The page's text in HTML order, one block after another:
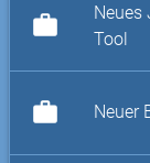
work
Neues
Tool
work Neuer